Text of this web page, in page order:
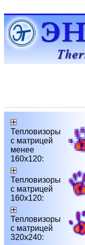
Тепловизоры
с матрицей
менее
160х120:
Тепловизоры
с матрицей
160х120:
Тепловизоры
с матрицей
320х240: